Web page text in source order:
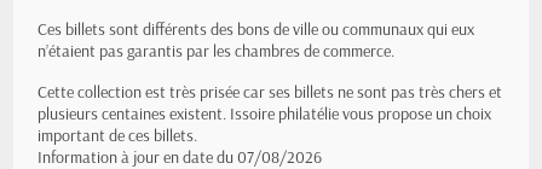
Ces billets sont différents des bons de ville ou communaux qui eux
n’étaient pas garantis par les chambres de commerce.
Cette collection est très prisée car ses billets ne sont pas très chers et
plusieurs centaines existent. Issoire philatélie vous propose un choix
important de ces billets.
Information à jour en date du 07/08/2026